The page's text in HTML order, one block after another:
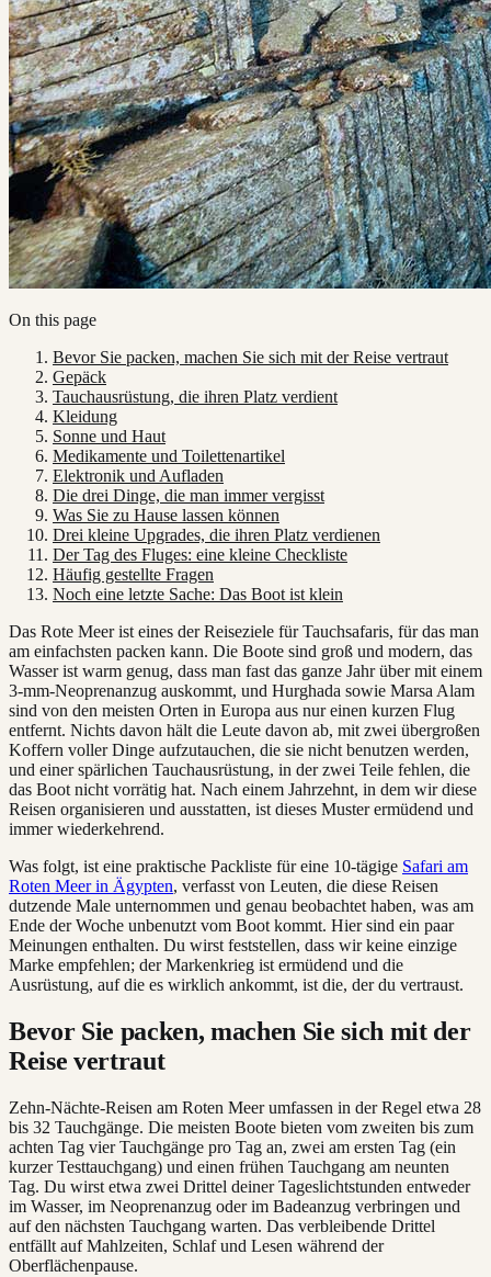
On this page
Bevor Sie packen, machen Sie sich mit der Reise vertraut
Gepäck
Tauchausrüstung, die ihren Platz verdient
Kleidung
Sonne und Haut
Medikamente und Toilettenartikel
Elektronik und Aufladen
Die drei Dinge, die man immer vergisst
Was Sie zu Hause lassen können
Drei kleine Upgrades, die ihren Platz verdienen
Der Tag des Fluges: eine kleine Checkliste
Häufig gestellte Fragen
Noch eine letzte Sache: Das Boot ist klein
Das Rote Meer ist eines der Reiseziele für Tauchsafaris, für das man
am einfachsten packen kann. Die Boote sind groß und modern, das
Wasser ist warm genug, dass man fast das ganze Jahr über mit einem
3-mm-Neoprenanzug auskommt, und Hurghada sowie Marsa Alam
sind von den meisten Orten in Europa aus nur einen kurzen Flug
entfernt. Nichts davon hält die Leute davon ab, mit zwei übergroßen
Koffern voller Dinge aufzutauchen, die sie nicht benutzen werden,
und einer spärlichen Tauchausrüstung, in der zwei Teile fehlen, die
das Boot nicht vorrätig hat. Nach einem Jahrzehnt, in dem wir diese
Reisen organisieren und ausstatten, ist dieses Muster ermüdend und
immer wiederkehrend.
Was folgt, ist eine praktische Packliste für eine 10-tägige Safari am
Roten Meer in Ägypten, verfasst von Leuten, die diese Reisen
dutzende Male unternommen und genau beobachtet haben, was am
Ende der Woche unbenutzt vom Boot kommt. Hier sind ein paar
Meinungen enthalten. Du wirst feststellen, dass wir keine einzige
Marke empfehlen; der Markenkrieg ist ermüdend und die
Ausrüstung, auf die es wirklich ankommt, ist die, der du vertraust.
Bevor Sie packen, machen Sie sich mit der
Reise vertraut
Zehn-Nächte-Reisen am Roten Meer umfassen in der Regel etwa 28
bis 32 Tauchgänge. Die meisten Boote bieten vom zweiten bis zum
achten Tag vier Tauchgänge pro Tag an, zwei am ersten Tag (ein
kurzer Testtauchgang) und einen frühen Tauchgang am neunten
Tag. Du wirst etwa zwei Drittel deiner Tageslichtstunden entweder
im Wasser, im Neoprenanzug oder im Badeanzug verbringen und
auf den nächsten Tauchgang warten. Das verbleibende Drittel
entfällt auf Mahlzeiten, Schlaf und Lesen während der
Oberflächenpause.